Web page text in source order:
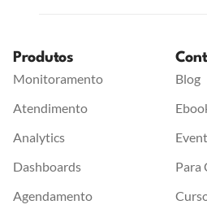
Produtos
Monitoramento
Atendimento
Analytics
Dashboards
Agendamento
Blog
Para